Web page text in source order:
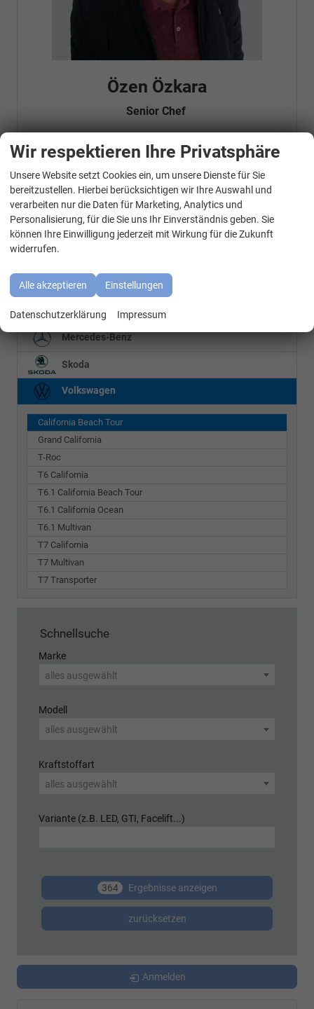
Özen Özkara
Senior Chef
Telefonnummer: 07181 - 47695 15
E-Mailadresse:info@autohausrems.de
Fahrzeugnr.
Geparkte Fahrzeuge (0)
BMW
Cupra
Mercedes-Benz
Skoda
Volkswagen
California Beach Tour
Grand California
T-Roc
T6 California
T6.1 California Beach Tour
T6.1 California Ocean
T6.1 Multivan
T7 California
T7 Multivan
T7 Transporter
Schnellsuche
Marke
alles ausgewählt
Modell
alles ausgewählt
Kraftstoffart
alles ausgewählt
Variante (z.B. LED, GTI, Facelift...)
364 Ergebnisse anzeigen
zurücksetzen
Anmelden
Wir respektieren Ihre Privatsphäre
Unsere Website setzt Cookies ein, um unsere Dienste für Sie
bereitzustellen. Hierbei berücksichtigen wir Ihre Auswahl und
verarbeiten nur die Daten für Marketing, Analytics und
Personalisierung, für die Sie uns Ihr Einverständnis geben. Sie
können Ihre Einwilligung jederzeit mit Wirkung für die Zukunft
widerrufen.
Alle akzeptieren Einstellungen
Datenschutzerklärung Impressum